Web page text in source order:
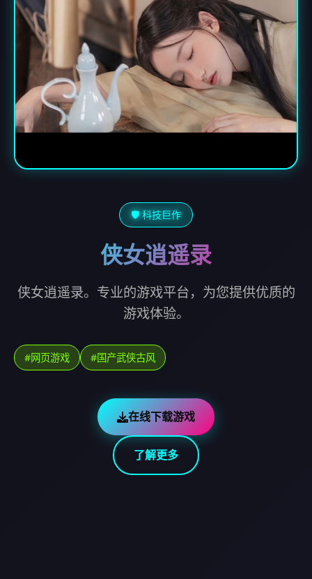
🛡️ 科技巨作
侠女逍遥录
侠女逍遥录。专业的游戏平台，为您提供优质的
游戏体验。
#网页游戏 #国产武侠古风
在线下载游戏
了解更多